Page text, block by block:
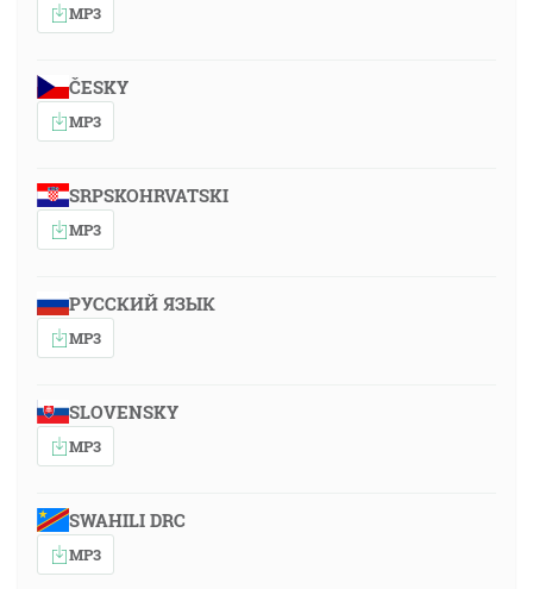
MP3
ČESKY
MP3
SRPSKOHRVATSKI
MP3
РУССКИЙ ЯЗЫК
MP3
SLOVENSKY
MP3
SWAHILI DRC
MP3